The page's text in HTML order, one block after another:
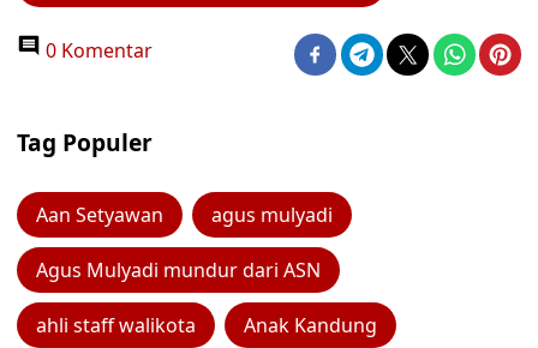
0 Komentar
Tag Populer
Aan Setyawan agus mulyadi
Agus Mulyadi mundur dari ASN
ahli staff walikota Anak Kandung